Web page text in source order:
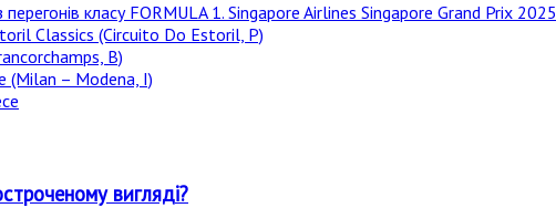
класу FORMULA 1. Singapore Airlines Singapore Grand Prix 2025
Classics (Circuito Do Estoril, P)
B)
(Milan – Modena, I)
вигляді?